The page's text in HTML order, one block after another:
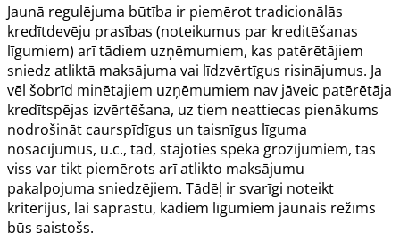
Jaunā regulējuma būtība ir piemērot tradicionālās
kredītdevēju prasības (noteikumus par kreditēšanas
līgumiem) arī tādiem uzņēmumiem, kas patērētājiem
sniedz atliktā maksājuma vai līdzvērtīgus risinājumus. Ja
vēl šobrīd minētajiem uzņēmumiem nav jāveic patērētāja
kredītspējas izvērtēšana, uz tiem neattiecas pienākums
nodrošināt caurspīdīgus un taisnīgus līguma
nosacījumus, u.c., tad, stājoties spēkā grozījumiem, tas
viss var tikt piemērots arī atlikto maksājumu
pakalpojuma sniedzējiem. Tādēļ ir svarīgi noteikt
kritērijus, lai saprastu, kādiem līgumiem jaunais režīms
būs saistošs.